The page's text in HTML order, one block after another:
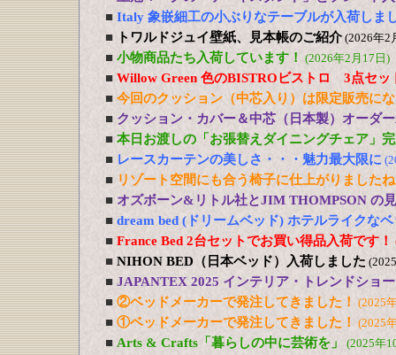
■ Italy 象嵌細工の小ぶりなテーブルが入荷しま
■
トワルドジュイ壁紙、見本帳のご紹介 (2026年2
■ 小物商品たち入荷しています！ (2026年2月17日)
■ Willow Green 色のBISTROビストロ 3点セッ
■ 今回のクッション（中芯入り）は限定販売に
■ クッション・カバー＆中芯（日本製）オーダ
■ 本日お渡しの「お張替えダイニングチェア」
■ レースカーテンの美しさ・・・魅力最大限に
■ リゾート空間にも合う椅子に仕上がりましたね
■ オズボーン&リトル社とJIM THOMPSON の
■ dream bed (ドリームベッド) ホテルライクな
■ France Bed 2台セットでお買い得品入荷です！
■ NIHON BED（日本ベッド）入荷しました
■ JAPANTEX 2025 インテリア・トレンドショー
■ ②ベッドメーカーで発注してきました！ (2025
■ ①ベッドメーカーで発注してきました！ (2025
■ Arts & Crafts「暮らしの中に芸術を」 (2025年